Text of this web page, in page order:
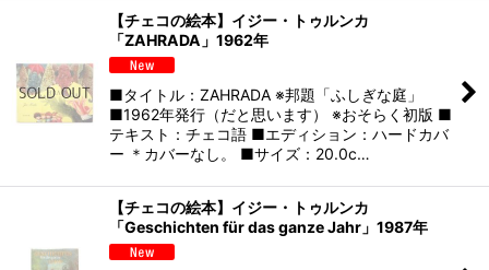
【チェコの絵本】イジー・トゥルンカ
「ZAHRADA」1962年
■タイトル：ZAHRADA ※邦題「ふしぎな庭」
■1962年発行（だと思います） ※おそらく初版 ■
テキスト：チェコ語 ■エディション：ハードカバ
ー ＊カバーなし。 ■サイズ：20.0c…
【チェコの絵本】イジー・トゥルンカ
「Geschichten für das ganze Jahr」1987年